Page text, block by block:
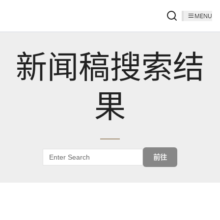
MENU
新闻稿搜索结
果
前往